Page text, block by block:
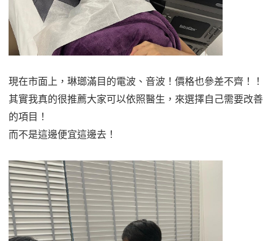
現在市面上，琳瑯滿目的電波、音波！價格也參差不齊！！
其實我真的很推薦大家可以依照醫生，來選擇自己需要改善
的項目！
而不是這邊便宜這邊去！